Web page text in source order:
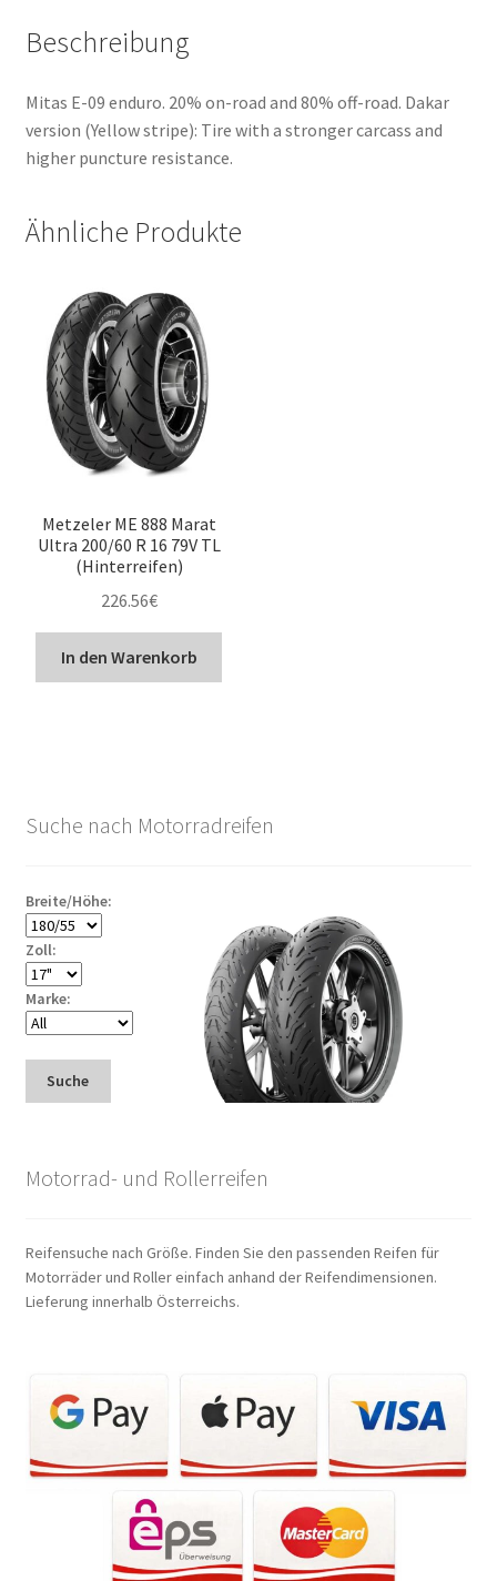
Beschreibung
Mitas E-09 enduro. 20% on-road and 80% off-road. Dakar
version (Yellow stripe): Tire with a stronger carcass and
higher puncture resistance.
Ähnliche Produkte
Metzeler ME 888 Marat
Ultra 200/60 R 16 79V TL
(Hinterreifen)
226.56€
In den Warenkorb
Suche nach Motorradreifen
Breite/Höhe:
Zoll:
Marke:
Suche
Motorrad- und Rollerreifen
Reifensuche nach Größe. Finden Sie den passenden Reifen für
Motorräder und Roller einfach anhand der Reifendimensionen.
Lieferung innerhalb Österreichs.